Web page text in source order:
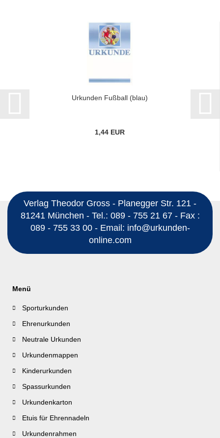
Urkunden Fußball (blau)
1,44 EUR
Verlag Theodor Gross - Planegger Str. 121 -
81241 München - Tel.: 089 - 755 21 67 - Fax :
089 - 755 33 00 - Email: info@urkunden-
online.com
Menü
Sporturkunden
Ehrenurkunden
Neutrale Urkunden
Urkundenmappen
Kinderurkunden
Spassurkunden
Urkundenkarton
Etuis für Ehrennadeln
Urkundenrahmen